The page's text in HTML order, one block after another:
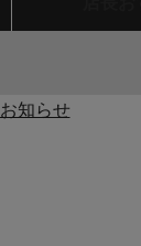
お知らせ